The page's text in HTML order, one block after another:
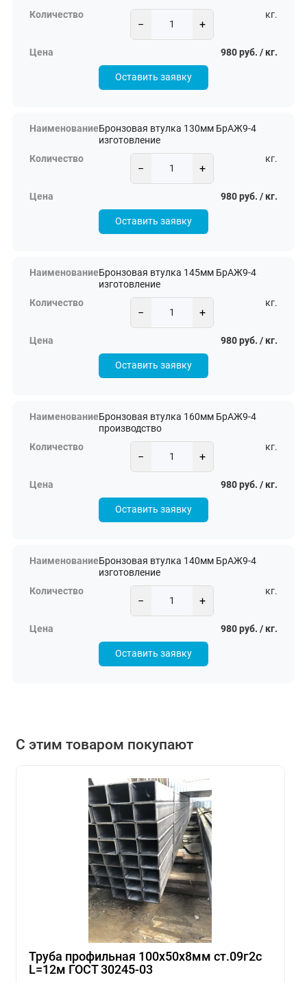
− +
кг.
980 руб. / кг.
Оставить заявку
Бронзовая втулка 130мм БрАЖ9-4
изготовление
− +
кг.
980 руб. / кг.
Оставить заявку
Бронзовая втулка 145мм БрАЖ9-4
изготовление
− +
кг.
980 руб. / кг.
Оставить заявку
Бронзовая втулка 160мм БрАЖ9-4
производство
− +
кг.
980 руб. / кг.
Оставить заявку
Бронзовая втулка 140мм БрАЖ9-4
изготовление
− +
кг.
980 руб. / кг.
Оставить заявку
С этим товаром покупают
Труба профильная 100х50х8мм ст.09г2с
L=12м ГОСТ 30245-03